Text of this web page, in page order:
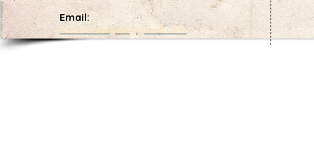
Email:
rocarchangels@gmail.com